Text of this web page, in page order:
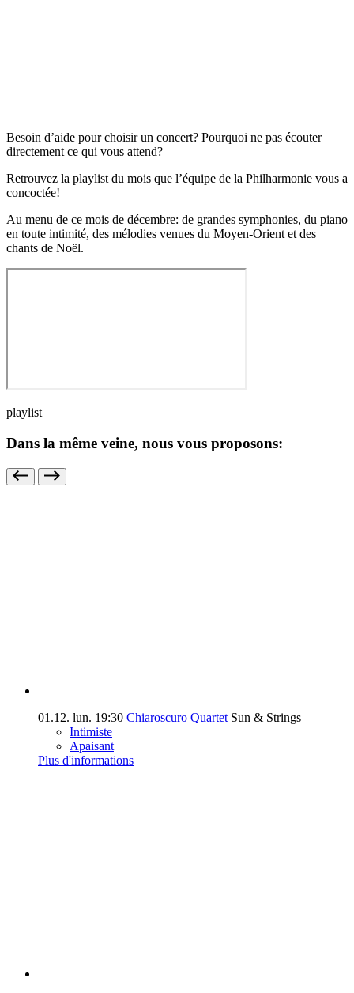
Besoin d’aide pour choisir un concert? Pourquoi ne pas écouter
directement ce qui vous attend?
Retrouvez la playlist du mois que l’équipe de la Philharmonie vous a
concoctée!
Au menu de ce mois de décembre: de grandes symphonies, du piano
en toute intimité, des mélodies venues du Moyen-Orient et des
chants de Noël.
playlist
Dans la même veine, nous vous proposons:
01.12. lun. 19:30 Chiaroscuro Quartet Sun & Strings
Intimiste
Apaisant
Plus d'informations